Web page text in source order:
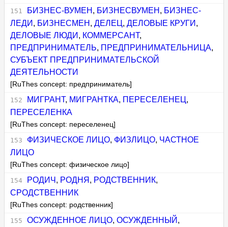
БИЗНЕС-ВУМЕН , БИЗНЕСВУМЕН , БИЗНЕС-
ЛЕДИ , БИЗНЕСМЕН ,ДЕЛЕЦ,ДЕЛОВЫЕ КРУГИ ,
ДЕЛОВЫЕ ЛЮДИ , КОММЕРСАНТ,
ПРЕДПРИНИМАТЕЛЬ, ПРЕДПРИНИМАТЕЛЬНИЦА,
СУБЪЕКТ ПРЕДПРИНИМАТЕЛЬСКОЙ
ДЕЯТЕЛЬНОСТИ
[RuThes concept: предприниматель]
МИГРАНТ, МИГРАНТКА, ПЕРЕСЕЛЕНЕЦ,
ПЕРЕСЕЛЕНКА
[RuThes concept: переселенец]
ФИЗИЧЕСКОЕ ЛИЦО, ФИЗЛИЦО, ЧАСТНОЕ
ЛИЦО
[RuThes concept: физическое лицо]
РОДИЧ , РОДНЯ , РОДСТВЕННИК,
СРОДСТВЕННИК
[RuThes concept: родственник]
ОСУЖДЕННОЕ ЛИЦО, ОСУЖДЕННЫЙ ,